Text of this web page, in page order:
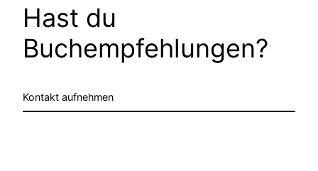
Hast du
Buchempfehlungen?
Kontakt aufnehmen